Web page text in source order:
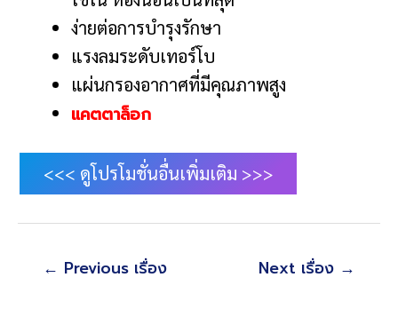
ง่ายต่อการบำรุงรักษา
แรงลมระดับเทอร์โบ
แผ่นกรองอากาศที่มีคุณภาพสูง
แคตตาล็อก
<<< ดูโปรโมชั่นอื่นเพิ่มเติม >>>
แนะแนว
← Previous เรื่อง Next เรื่อง →